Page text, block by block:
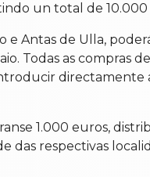
un total de
e Antas de Ulla,
Todas as compras
directamente
1.000 euros,
das respectivas